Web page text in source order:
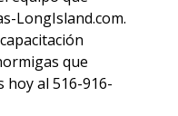
LongIsland.com.
que
hoy al 516-916-